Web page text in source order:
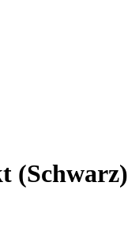
(Schwarz)